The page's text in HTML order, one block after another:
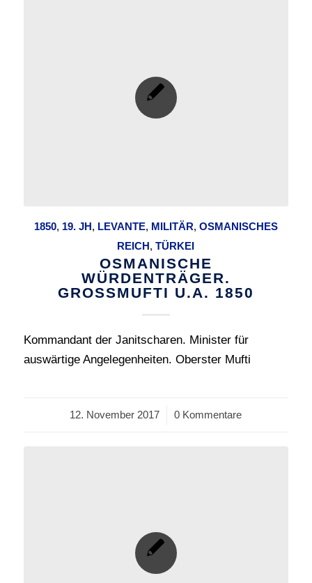
1850, 19. JH, LEVANTE, MILITÄR, OSMANISCHES
REICH,TÜRKEI
OSMANISCHE
WÜRDENTRÄGER.
GROSSMUFTI U.A. 1850
Kommandant der Janitscharen. Minister für
auswärtige Angelegenheiten. Oberster Mufti
12. November 2017
/ 0 Kommentare